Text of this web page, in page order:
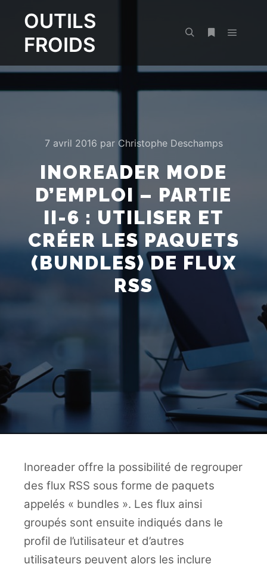
OUTILS
FROIDS
7 avril 2016 par Christophe Deschamps
INOREADER MODE
D’EMPLOI – PARTIE
II-6 : UTILISER ET
CRÉER LES PAQUETS
(BUNDLES) DE FLUX
RSS
Inoreader offre la possibilité de regrouper
des flux RSS sous forme de paquets
appelés « bundles ». Les flux ainsi
groupés sont ensuite indiqués dans le
profil de l’utilisateur et d’autres
utilisateurs peuvent alors les inclure